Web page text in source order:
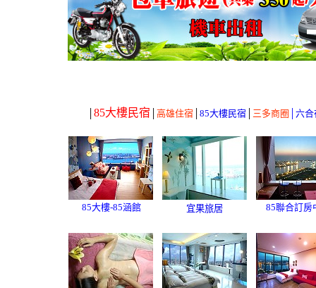
85大樓民宿 高雄住宿 85大樓民宿 三多商圈 六合
85大樓-85涵館 宜果旅居 85聯合訂房